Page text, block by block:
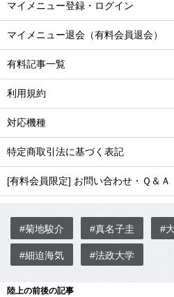
マイメニュー登録・ログイン
マイメニュー退会（有料会員退会）
有料記事一覧
利用規約
対応機種
特定商取引法に基づく表記
[有料会員限定] お問い合わせ・Ｑ＆Ａ
#菊地駿介 #真名子圭 #
#細迫海気 #法政大学
陸上の前後の記事